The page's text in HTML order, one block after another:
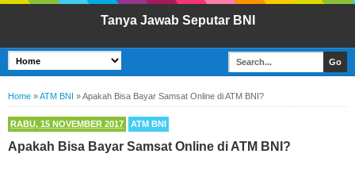
Tanya Jawab Seputar BNI
Home »ATM BNI »Apakah Bisa Bayar Samsat Online di ATM BNI?
RABU, 15 NOVEMBER 2017 ATM BNI
Apakah Bisa Bayar Samsat Online di ATM BNI?